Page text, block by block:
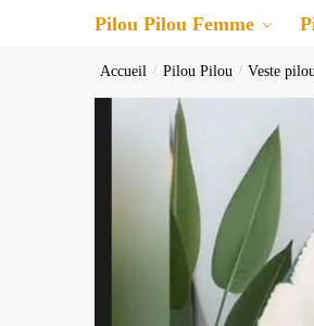
Pilou Pilou Femme
Accueil / Pilou Pilou / Veste